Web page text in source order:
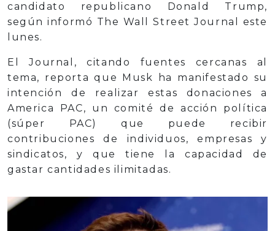
candidato republicano Donald Trump,
según informó The Wall Street Journal este
lunes.
El Journal, citando fuentes cercanas al
tema, reporta que Musk ha manifestado su
intención de realizar estas donaciones a
America PAC, un comité de acción política
(súper PAC) que puede recibir
contribuciones de individuos, empresas y
sindicatos, y que tiene la capacidad de
gastar cantidades ilimitadas.